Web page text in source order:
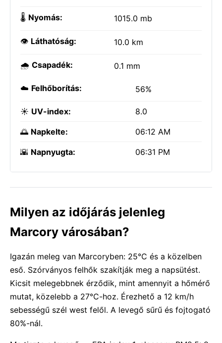
🌡️ Nyomás: 1015.0 mb
👁️ Láthatóság: 10.0 km
🌧️ Csapadék: 0.1 mm
☁️ Felhőborítás: 56%
☀️ UV-index: 8.0
🌅 Napkelte: 06:12 AM
🌇 Napnyugta: 06:31 PM
Milyen az időjárás jelenleg
Marcory városában?
Igazán meleg van Marcoryben: 25°C és a közelben
eső. Szórványos felhők szakítják meg a napsütést.
Kicsit melegebbnek érződik, mint amennyit a hőmérő
mutat, közelebb a 27°C-hoz. Érezhető a 12 km/h
sebességű szél west felől. A levegő sűrű és fojtogató
80%-nál.